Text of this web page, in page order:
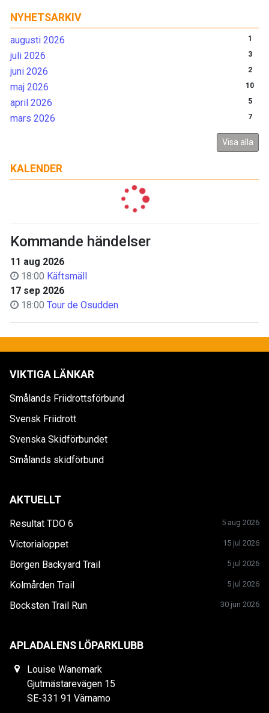
NYHETSARKIV
augusti 2026 1
juli 2026 3
juni 2026 2
maj 2026 10
april 2026 5
mars 2026 7
Visa alla
KALENDER
Kommande händelser
11 aug 2026
18:00 Käftsmäll
17 sep 2026
18:00 Tour de Osudden
VIKTIGA LÄNKAR
Smålands Friidrottsförbund
Svensk Friidrott
Svenska Skidförbundet
Smålands skidförbund
AKTUELLT
Resultat TDO 6 5 aug 2026
Victorialoppet 15 jul 2026
Borgen Backyard Trail 5 jul 2026
Kolmården Trail 5 jul 2026
Bocksten Trail Run 30 jun 2026
APLADALENS LÖPARKLUBB
Louise Wanemark
Gjutmästarevägen 15
SE-331 91 Värnamo